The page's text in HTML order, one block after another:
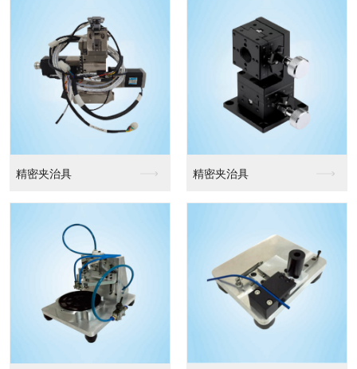
精密夹治具 精密夹治具